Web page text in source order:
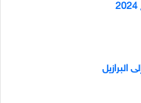
البرازيل